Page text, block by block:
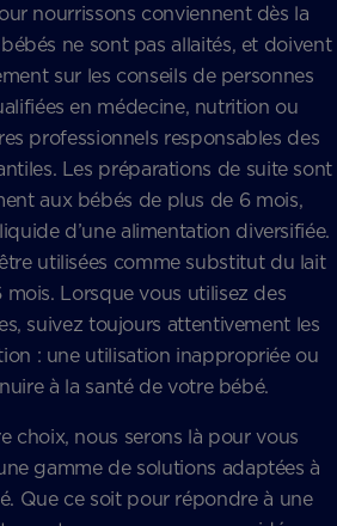
nourrissons conviennent dès la
ne sont pas allaités, et doivent
sur les conseils de personnes
en médecine, nutrition ou
professionnels responsables des
Les préparations de suite sont
aux bébés de plus de 6 mois,
d’une alimentation diversifiée.
utilisées comme substitut du lait
mois. Lorsque vous utilisez des
suivez toujours attentivement les
: une utilisation inappropriée ou
à la santé de votre bébé.
choix, nous serons là pour vous
gamme de solutions adaptées à
Que ce soit pour répondre à une